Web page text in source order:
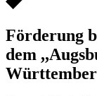
Förderung
dem